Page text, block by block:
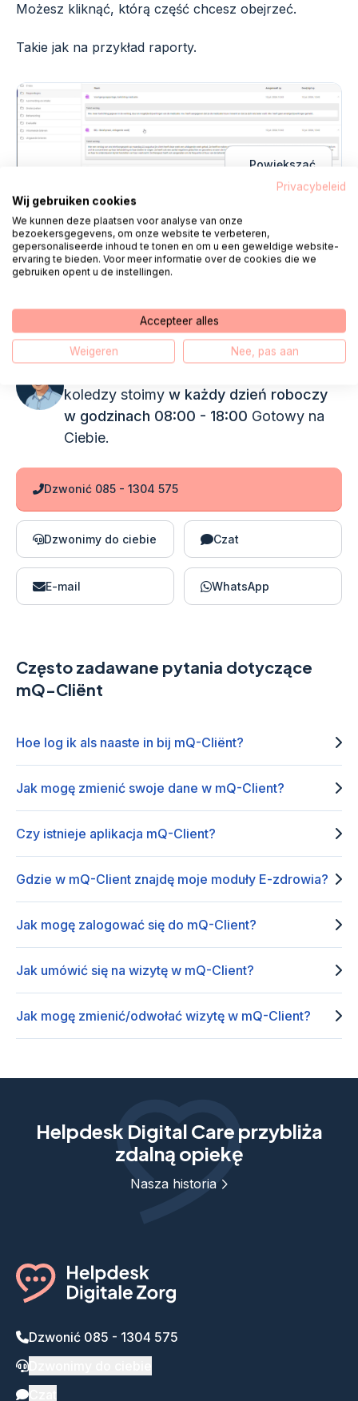
Możesz kliknąć, którą część chcesz obejrzeć.
Takie jak na przykład raporty.
Powiększać
Klikając na jeden z raportów zobaczysz jego pełny
tekst.
Kontakt
koledzy stoimy w każdy dzień roboczy
w godzinach 08:00 - 18:00 Gotowy na
Ciebie.
Dzwonić 085 - 1304 575
Dzwonimy do ciebie Czat
E-mail WhatsApp
Często zadawane pytania dotyczące
mQ-Cliënt
Hoe log ik als naaste in bij mQ-Cliënt?
Jak mogę zmienić swoje dane w mQ-Client?
Czy istnieje aplikacja mQ-Client?
Gdzie w mQ-Client znajdę moje moduły E-zdrowia?
Jak mogę zalogować się do mQ-Client?
Jak umówić się na wizytę w mQ-Client?
Jak mogę zmienić/odwołać wizytę w mQ-Client?
Helpdesk Digital Care przybliża
zdalną opiekę
Nasza historia
Dzwonić 085 - 1304 575
Privacybeleid
Wij gebruiken cookies
We kunnen deze plaatsen voor analyse van onze
bezoekersgegevens, om onze website te verbeteren,
gepersonaliseerde inhoud te tonen en om u een geweldige website-
ervaring te bieden. Voor meer informatie over de cookies die we
gebruiken opent u de instellingen.
Accepteer alles
Weigeren Nee, pas aan